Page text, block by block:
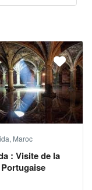
Maroc
: Visite de la